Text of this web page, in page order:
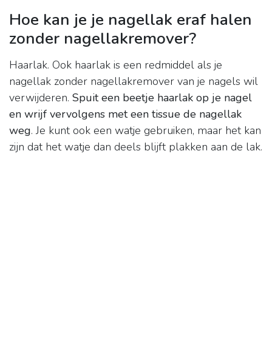
Hoe kan je je nagellak eraf halen
zonder nagellakremover?
Haarlak. Ook haarlak is een redmiddel als je
nagellak zonder nagellakremover van je nagels wil
verwijderen. Spuit een beetje haarlak op je nagel
en wrijf vervolgens met een tissue de nagellak
weg. Je kunt ook een watje gebruiken, maar het kan
zijn dat het watje dan deels blijft plakken aan de lak.